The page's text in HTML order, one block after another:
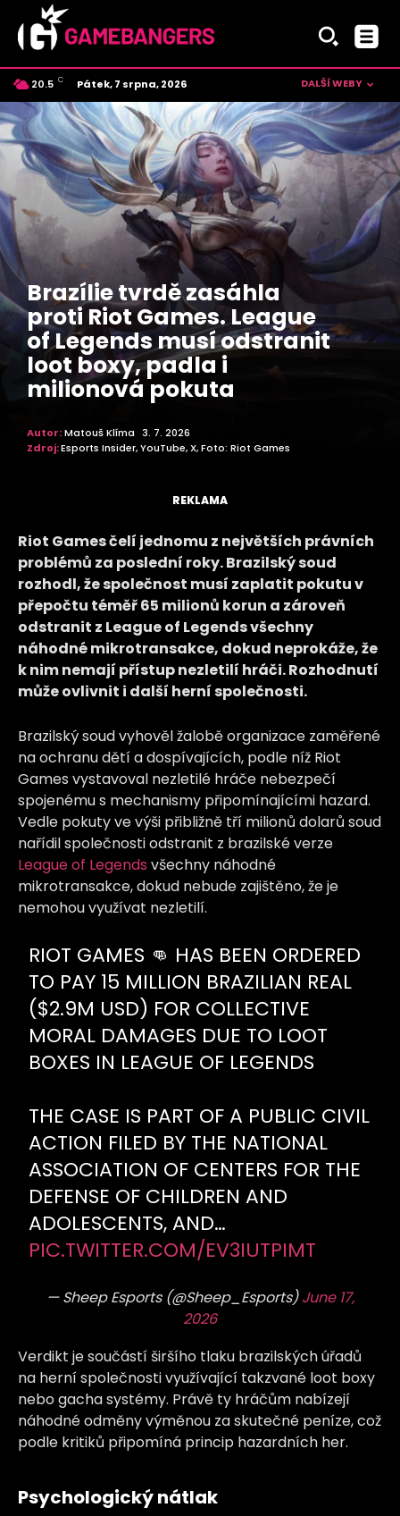
20.5 C Czech
Pátek, 7 srpna, 2026 DALŠÍ WEBY
Brazílie tvrdě zasáhla
proti Riot Games. League
of Legends musí odstranit
loot boxy, padla i
milionová pokuta
Autor:Matouš Klíma 3. 7. 2026
Zdroj:Esports Insider, YouTube, X, Foto: Riot Games
REKLAMA
Riot Games čelí jednomu z největších právních
problémů za poslední roky. Brazilský soud
rozhodl, že společnost musí zaplatit pokutu v
přepočtu téměř 65 milionů korun a zároveň
odstranit z League of Legends všechny
náhodné mikrotransakce, dokud neprokáže, že
k nim nemají přístup nezletilí hráči. Rozhodnutí
může ovlivnit i další herní společnosti.
Brazilský soud vyhověl žalobě organizace zaměřené
na ochranu dětí a dospívajících, podle níž Riot
Games vystavoval nezletilé hráče nebezpečí
spojenému s mechanismy připomínajícími hazard.
Vedle pokuty ve výši přibližně tří milionů dolarů soud
nařídil společnosti odstranit z brazilské verze
League of Legends všechny náhodné
mikrotransakce, dokud nebude zajištěno, že je
nemohou využívat nezletilí.
RIOT GAMES 👊 HAS BEEN ORDERED
TO PAY 15 MILLION BRAZILIAN REAL
($2.9M USD) FOR COLLECTIVE
MORAL DAMAGES DUE TO LOOT
BOXES IN LEAGUE OF LEGENDS
THE CASE IS PART OF A PUBLIC CIVIL
ACTION FILED BY THE NATIONAL
ASSOCIATION OF CENTERS FOR THE
DEFENSE OF CHILDREN AND
ADOLESCENTS, AND…
PIC.TWITTER.COM/EV3IUTPIMT
— Sheep Esports (@Sheep_Esports)June 17,
2026
Verdikt je součástí širšího tlaku brazilských úřadů
na herní společnosti využívající takzvané loot boxy
nebo gacha systémy. Právě ty hráčům nabízejí
náhodné odměny výměnou za skutečné peníze, což
podle kritiků připomíná princip hazardních her.
Psychologický nátlak